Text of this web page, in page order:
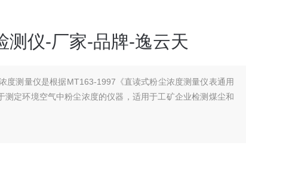
测仪-厂家-品牌-逸云天
度测量仪是根据MT163-1997《直读式粉尘浓度测量仪表通用
测定环境空气中粉尘浓度的仪器，适用于工矿企业检测煤尘和